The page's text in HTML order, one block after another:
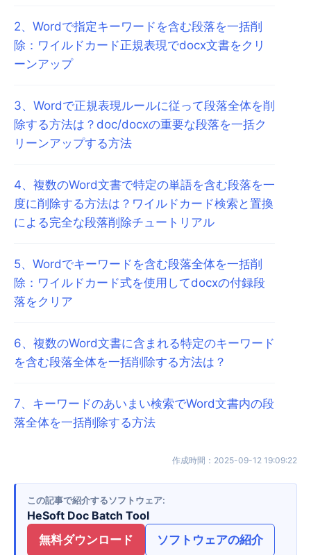
2、 Wordで指定キーワードを含む段落を一括削
除：ワイルドカード正規表現でdocx文書をクリ
ーンアップ
3、 Wordで正規表現ルールに従って段落全体を削
除する方法は？doc/docxの重要な段落を一括ク
リーンアップする方法
4、 複数のWord文書で特定の単語を含む段落を一
度に削除する方法は？ワイルドカード検索と置換
による完全な段落削除チュートリアル
5、 Wordでキーワードを含む段落全体を一括削
除：ワイルドカード式を使用してdocxの付録段
落をクリア
6、 複数のWord文書に含まれる特定のキーワード
を含む段落全体を一括削除する方法は？
7、 キーワードのあいまい検索でWord文書内の段
落全体を一括削除する方法
作成時間 ： 2025-09-12 19:09:22
この記事で紹介するソフトウェア
HeSoft Doc Batch Tool
無料ダウンロード
ソフトウェアの紹介